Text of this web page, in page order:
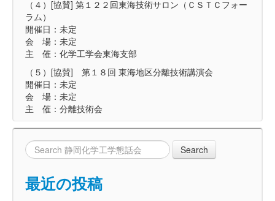
（４）[協賛] 第１２２回東海技術サロン（ＣＳＴＣフォー
ラム）
開催日：未定
会 場：未定
主 催：化学工学会東海支部
（５）[協賛] 第１８回 東海地区分離技術講演会
開催日：未定
会 場：未定
主 催：分離技術会
最近の投稿